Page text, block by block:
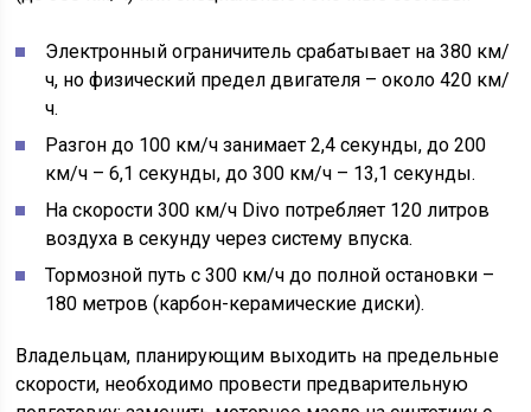
Электронный ограничитель срабатывает на 380 км/
ч, но физический предел двигателя – около 420 км/
ч.
Разгон до 100 км/ч занимает 2,4 секунды, до 200
км/ч – 6,1 секунды, до 300 км/ч – 13,1 секунды.
На скорости 300 км/ч Divo потребляет 120 литров
воздуха в секунду через систему впуска.
Тормозной путь с 300 км/ч до полной остановки –
180 метров (карбон-керамические диски).
Владельцам, планирующим выходить на предельные
скорости, необходимо провести предварительную